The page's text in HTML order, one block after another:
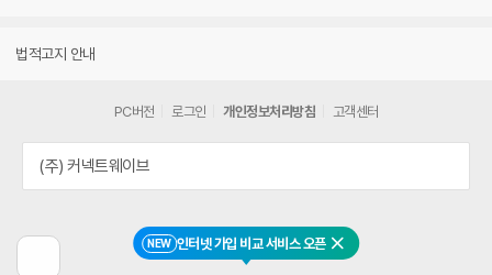
NEW 인터넷 가입 비교 서비스 오픈 닫기
법적고지 안내
PC버전 로그인 개인정보처리방침 고객센터
(주) 커넥트웨이브